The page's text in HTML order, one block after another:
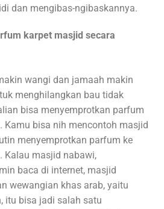
dan mengibas-ngibaskannya.
karpet masjid secara
wangi dan jamaah makin
menghilangkan bau tidak
bisa menyemprotkan parfum
Kamu bisa nih mencontoh masjid
menyemprotkan parfum ke
Kalau masjid nabawi,
baca di internet, masjid
wewangian khas arab, yaitu
itu bisa jadi salah satu